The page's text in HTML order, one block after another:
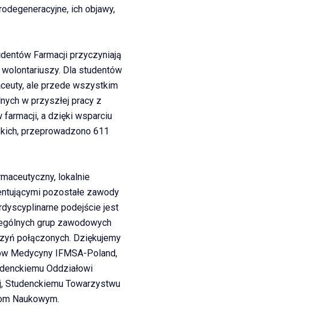
ich objawy,
Farmacji przyczyniają
Dla studentów
ale przede wszystkim
w przyszłej pracy z
farmacji, a dzięki wsparciu
przeprowadzono 611
lokalnie
pozostałe zawody
podejście jest
grup zawodowych
połączonych. Dziękujemy
Medycyny IFMSA-Poland,
Oddziałowi
Studenckiemu Towarzystwu
Naukowym.